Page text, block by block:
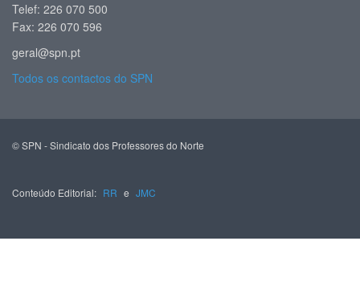
Telef: 226 070 500
Fax: 226 070 596
geral@spn.pt
Todos os contactos do SPN
© SPN - Sindicato dos Professores do Norte
Conteúdo Editorial: RR e JMC